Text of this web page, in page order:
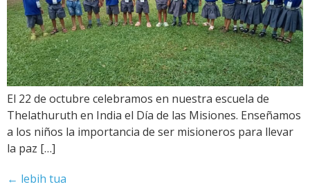
El 22 de octubre celebramos en nuestra escuela de
Thelathuruth en India el Día de las Misiones. Enseñamos
a los niños la importancia de ser misioneros para llevar
la paz […]
← lebih tua